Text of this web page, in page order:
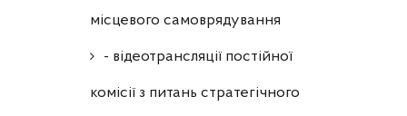
місцевого самоврядування
- відеотрансляції постійної
комісії з питань стратегічного